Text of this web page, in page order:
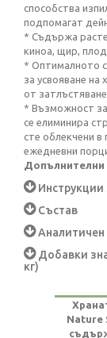
способства
подпомагат
* Съдържа
киноа, щир,
* Оптималното
за усвояване на
от
* Възможност
се елиминира
сте облекчени
ежедневни
Допълнителни
Инструкции
Състав
Аналитичен
Добавки
кг)
Nature